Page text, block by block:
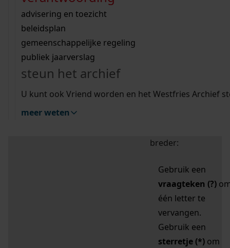
bouwvergunningen
omgevingsvergunningen
vergunningen
beeld en geluid
uitleg nodig?
Wij helpen u op weg met een aantal zoektips.
bekijk alle zoektips
Wij helpen u op weg met een aantal zoektips.
bekijk alle zoektips
bekijk ons geschiedenislokaal
advisering en toezicht
beleidsplan
gemeenschappelijke regeling
publiek jaarverslag
steun het archief
U kunt ook Vriend worden en het Westfries Archief
meer weten
zoektips
Mijn Studiezaal (inloggen)
uw zoekopdracht te
breder:
Gebruik een
vraagteken (?)
één letter te
vervangen.
Gebruik een
sterretje (*) om